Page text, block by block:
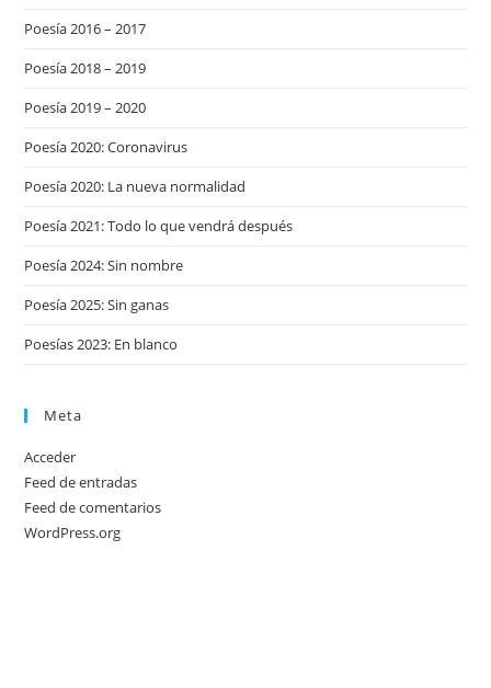
Poesía 2016 – 2017
Poesía 2018 – 2019
Poesía 2019 – 2020
Poesía 2020: Coronavirus
Poesía 2020: La nueva normalidad
Poesía 2021: Todo lo que vendrá después
Poesía 2024: Sin nombre
Poesía 2025: Sin ganas
Poesías 2023: En blanco
Meta
Acceder
Feed de entradas
Feed de comentarios
WordPress.org